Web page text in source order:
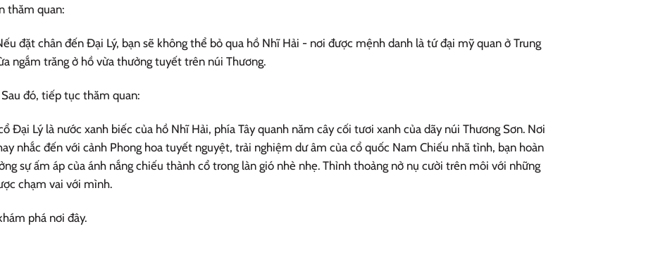
thăm quan:
đặt chân đến Đại Lý, bạn sẽ không thể bỏ qua hồ Nhĩ Hải - nơi được mệnh danh là tứ đại mỹ quan ở Trung
ngắm trăng ở hồ vừa thưởng tuyết trên núi Thương.
đó, tiếp tục thăm quan:
Đại Lý là nước xanh biếc của hồ Nhĩ Hải, phía Tây quanh năm cây cối tươi xanh của dãy núi Thương Sơn. Nơi
nhắc đến với cảnh Phong hoa tuyết nguyệt, trải nghiệm dư âm của cổ quốc Nam Chiếu nhã tình, bạn hoàn
sự ấm áp của ánh nắng chiếu thành cổ trong làn gió nhè nhẹ. Thỉnh thoảng nở nụ cười trên môi với những
chạm vai với mình.
phá nơi đây.